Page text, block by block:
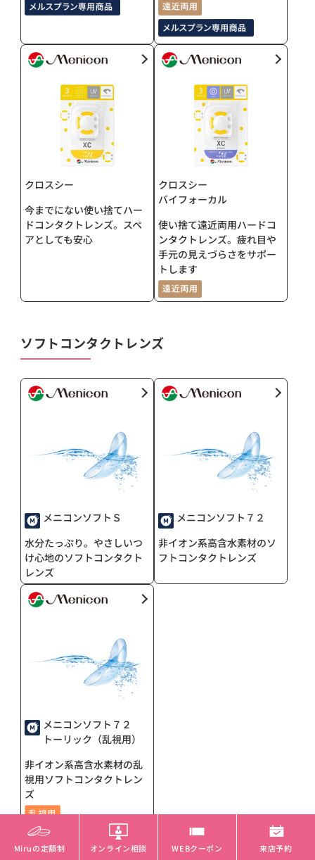
クロスシー
今までにない使い捨てハー
ドコンタクトレンズ。スペ
アとしても安心
クロスシー
バイフォーカル
使い捨て遠近両用ハードコ
ンタクトレンズ。疲れ目や
手元の見えづらさをサポー
トします
ソフトコンタクトレンズ
メニコンソフトＳ
水分たっぷり。やさしいつ
け心地のソフトコンタクト
レンズ
メニコンソフト７２
非イオン系高含水素材のソ
フトコンタクトレンズ
メニコンソフト７２
トーリック（乱視用）
非イオン系高含水素材の乱
視用ソフトコンタクトレン
ズ
Miruの定額制 オンライン相談 WEBクーポン 来店予約